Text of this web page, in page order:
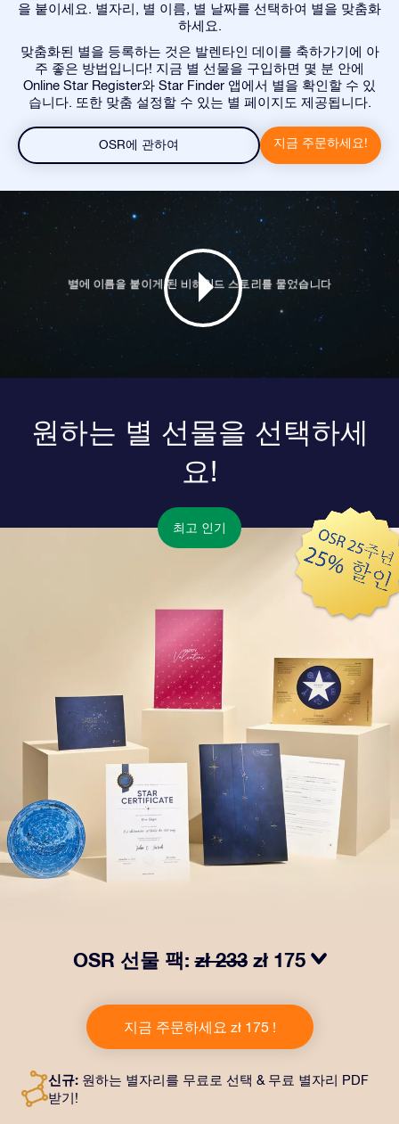
을 붙이세요. 별자리, 별 이름, 별 날짜를 선택하여 별을 맞춤화
하세요.
맞춤화된 별을 등록하는 것은 발렌타인 데이를 축하가기에 아
주 좋은 방법입니다! 지금 별 선물을 구입하면 몇 분 안에
Online Star Register와 Star Finder 앱에서 별을 확인할 수 있
습니다. 또한 맞춤 설정할 수 있는 별 페이지도 제공됩니다.
OSR에 관하여 지금 주문하세요!
원하는 별 선물을 선택하세
요!
최고 인기
OSR 선물 팩:zł 233 zł 175
투와 퍼스널라이즈 문서가 선택한 주소로 발송되고 디지
털 문서가 제공되며 무료로 OSR 앱을 이용할 수 있습니
다. OSR Gift Pack은 친구나 사랑하는 사람에게 영원히
지금 주문하세요 zł 175 !
신규: 원하는 별자리를 무료로 선택 & 무료 별자리 PDF
받기!